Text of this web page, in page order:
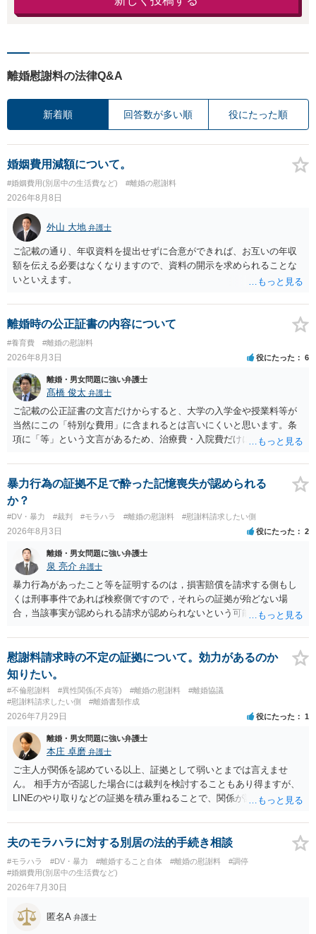
離婚慰謝料の法律Q&A
新着順 回答数が多い順 役にたった順
婚姻費用減額について。
#婚姻費用(別居中の生活費など) #離婚の慰謝料
2026年8月8日
外山 大地 弁護士
ご記載の通り、年収資料を提出せずに合意ができれば、お互いの年収
額を伝える必要はなくなりますので、資料の開示を求められることな
いといえます。
離婚時の公正証書の内容について
#養育費 #離婚の慰謝料
2026年8月3日 役にたった 6
離婚・男女問題に強い弁護士
髙橋 俊太 弁護士
ご記載の公正証書の文言だけからすると、大学の入学金や授業料等が
当然にこの「特別な費用」に含まれるとは言いにくいと思います。条
項に「等」という文言があるため、治療費・入院費だけに限定される
れていますので、通常は、病気や事故によって臨時に必要となった医
療費その他これに類する特別支出を念頭に置いた条項と読むのが自然
です。したがって、大学の入学金、授業料、受験費用などの教育費に
ついてまで、「この条項があるから当然に半額を請求できる」とまで
は言いにくいと思われます。なお、通常、大学進学費用をどこまで負
担すべきかについては、離婚時の合意内容のほか、子どもの年齢、大
学進学についての父母の認識、父母の学歴・収入・資産状況、進学先
や費用などを踏まえて個別に検討することになります。公正証書の他
の条項において、養育費の終期についてどのように定められている
か、大学進学に関する定めの有無、「教育費」「進学費用」に関する
定めの有無等について確認する必要があると考えられます。
暴力行為の証拠不足で酔った記憶喪失が認められる
か？
#DV・暴力 #裁判 #モラハラ #離婚の慰謝料 #慰謝料請求したい側
2026年8月3日 役にたった 2
離婚・男女問題に強い弁護士
泉 亮介 弁護士
暴力行為があったこと等を証明するのは，損害賠償を請求する側もし
くは刑事事件であれば検察側ですので，それらの証拠が殆どない場
合，当該事実が認められる請求が認められないという可能性はあるで
慰謝料請求時の不定の証拠について。効力があるのか
知りたい。
#不倫慰謝料 #異性関係(不貞等) #離婚の慰謝料
#離婚協議
#慰謝料請求したい側
#離婚書類作成
2026年7月29日 役にたった 1
離婚・男女問題に強い弁護士
本庄 卓磨 弁護士
ご主人が関係を認めている以上、証拠として弱いとまでは言えませ
ん。 相手方が否認した場合には裁判を検討することもあり得ますが、
LINEのやり取りなどの証拠を積み重ねることで、関係が認定される余
個別の事情によりますので、お早めに弁護士に相談されることをおす
すめします。
夫のモラハラに対する別居の法的手続き相談
#モラハラ #DV・暴力 #離婚すること自体 #離婚の慰謝料
#調停
#婚姻費用(別居中の生活費など)
2026年7月30日
匿名A 弁護士